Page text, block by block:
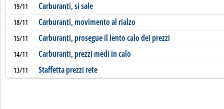
19/11 Carburanti, si sale
18/11 Carburanti, movimento al rialzo
15/11 Carburanti, prosegue il lento calo dei prezzi
14/11 Carburanti, prezzi medi in calo
13/11 Staffetta prezzi rete